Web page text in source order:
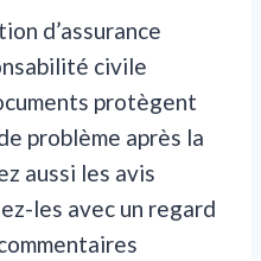
d’assurance
civile
protègent
problème après la
aussi les avis
les avec un regard